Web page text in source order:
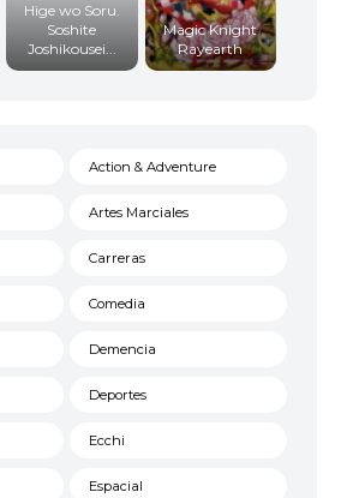
Hige wo Soru.
Soshite
Joshikousei...
Magic Knight
Rayearth
Action & Adventure
Artes Marciales
Carreras
Comedia
Demencia
Deportes
Ecchi
Espacial